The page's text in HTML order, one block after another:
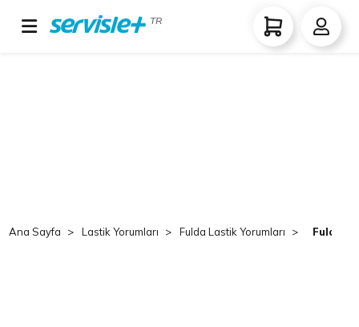
TR
Ana Sayfa Lastik Yorumları Fulda Lastik Yorumları Fulda